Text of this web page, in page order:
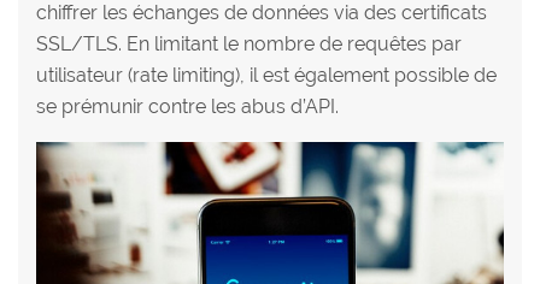
chiffrer les échanges de données via des certificats
SSL/TLS. En limitant le nombre de requêtes par
utilisateur (rate limiting), il est également possible de
se prémunir contre les abus d’API.